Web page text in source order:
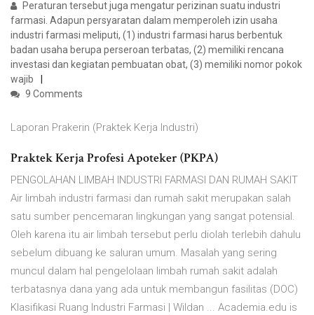
Peraturan tersebut juga mengatur perizinan suatu industri
farmasi. Adapun persyaratan dalam memperoleh izin usaha
industri farmasi meliputi, (1) industri farmasi harus berbentuk
badan usaha berupa perseroan terbatas, (2) memiliki rencana
investasi dan kegiatan pembuatan obat, (3) memiliki nomor pokok
wajib
9 Comments
Laporan Prakerin (Praktek Kerja Industri)
Praktek Kerja Profesi Apoteker (PKPA)
PENGOLAHAN LIMBAH INDUSTRI FARMASI DAN RUMAH SAKIT
Air limbah industri farmasi dan rumah sakit merupakan salah
satu sumber pencemaran lingkungan yang sangat potensial.
Oleh karena itu air limbah tersebut perlu diolah terlebih dahulu
sebelum dibuang ke saluran umum. Masalah yang sering
muncul dalam hal pengelolaan limbah rumah sakit adalah
terbatasnya dana yang ada untuk membangun fasilitas (DOC)
Klasifikasi Ruang Industri Farmasi | Wildan ... Academia.edu is